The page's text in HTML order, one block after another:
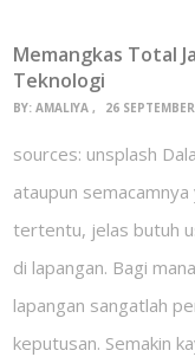
Memangkas Total
Teknologi
BY:AMALIYA 26
sources: unsplash
ataupun
tertentu, jelas butuh
di lapangan. Bagi
lapangan sangatlah
keputusan. Semakin